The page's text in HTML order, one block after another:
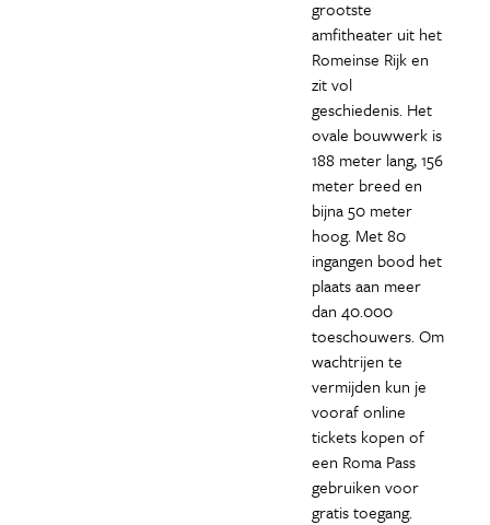
grootste
amfitheater uit het
Romeinse Rijk en
zit vol
geschiedenis. Het
ovale bouwwerk is
188 meter lang, 156
meter breed en
bijna 50 meter
hoog. Met 80
ingangen bood het
plaats aan meer
dan 40.000
toeschouwers. Om
wachtrijen te
vermijden kun je
vooraf online
tickets kopen of
een Roma Pass
gebruiken voor
gratis toegang.